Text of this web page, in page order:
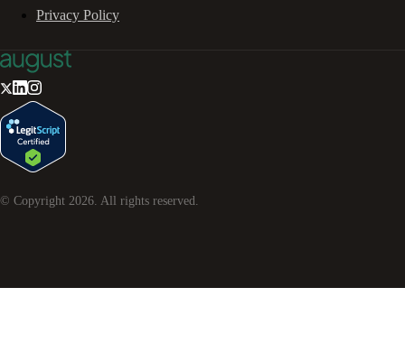
Privacy Policy
© Copyright 2026 . All rights reserved.